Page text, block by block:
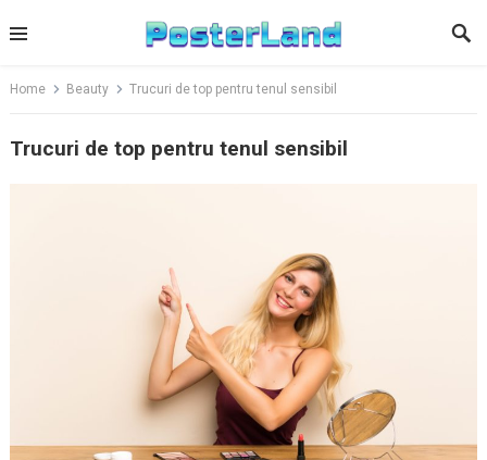
to
Home Beauty Trucuri de top pentru tenul sensibil
Trucuri de top pentru tenul sensibil